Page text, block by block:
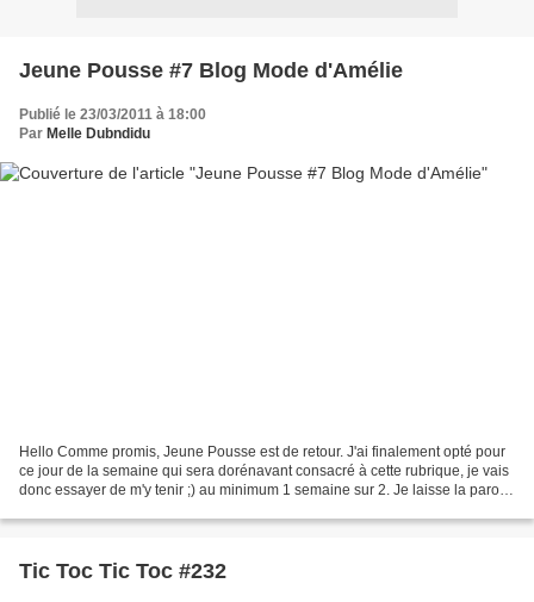
Jeune Pousse #7 Blog Mode d'Amélie
Publié le 23/03/2011 à 18:00
Par Melle Dubndidu
Hello Comme promis, Jeune Pousse est de retour. J'ai finalement opté pour
ce jour de la semaine qui sera dorénavant consacré à cette rubrique, je vais
donc essayer de m'y tenir ;) au minimum 1 semaine sur 2. Je laisse la parole
Tic Toc Tic Toc #232